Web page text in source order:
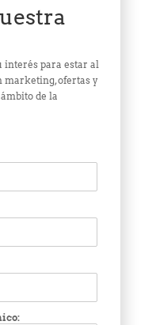
interés para estar al
marketing, ofertas y
de la